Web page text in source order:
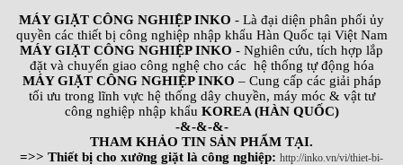
MÁY GIẶT CÔNG NGHIỆP INKO - Là đại diện phân phối ủy
quyền các thiết bị công nghiệp nhập khẩu Hàn Quốc tại Việt Nam
MÁY GIẶT CÔNG NGHIỆP INKO - Nghiên cứu, tích hợp lắp
đặt và chuyển giao công nghệ cho các hệ thống tự động hóa
MÁY GIẶT CÔNG NGHIỆP INKO – Cung cấp các giải pháp
tối ưu trong lĩnh vực hệ thống dây chuyền, máy móc & vật tư
công nghiệp nhập khẩu KOREA (HÀN QUỐC)
-&-&-&-
THAM KHẢO TIN SẢN PHẨM TẠI.
=>> Thiết bị cho xưởng giặt là công nghiệp: http://inko.vn/vi/thiet-bi-